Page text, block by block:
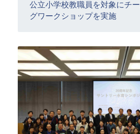
公立小学校教職員を対象にチ
グワークショップを実施